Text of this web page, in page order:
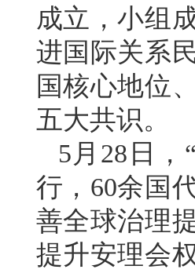
成立，小组
进国际关系
国核心地位
五大共识。
5月28日
行，60余国
善全球治理
提升安理会